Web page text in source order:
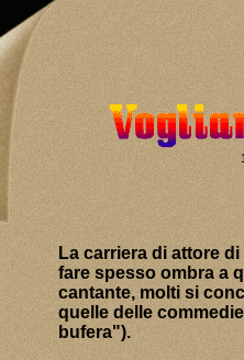
La carriera di attore
fare spesso ombra a
cantante, molti si
quelle delle
bufera").